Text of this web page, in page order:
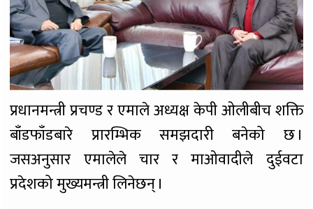
प्रधानमन्त्री प्रचण्ड र एमाले अध्यक्ष केपी ओलीबीच शक्ति
बाँडफाँडबारे प्रारम्भिक समझदारी बनेको छ ।
जसअनुसार एमालेले चार र माओवादीले दुईवटा
प्रदेशको मुख्यमन्त्री लिनेछन् ।